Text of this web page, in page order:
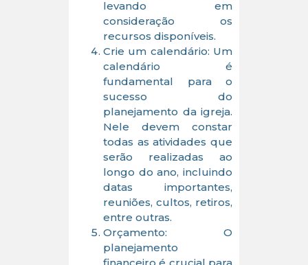
levando em
consideração os
recursos disponíveis.
Crie um calendário: Um
calendário é
fundamental para o
sucesso do
planejamento da igreja.
Nele devem constar
todas as atividades que
serão realizadas ao
longo do ano, incluindo
datas importantes,
reuniões, cultos, retiros,
entre outras.
Orçamento: O
planejamento